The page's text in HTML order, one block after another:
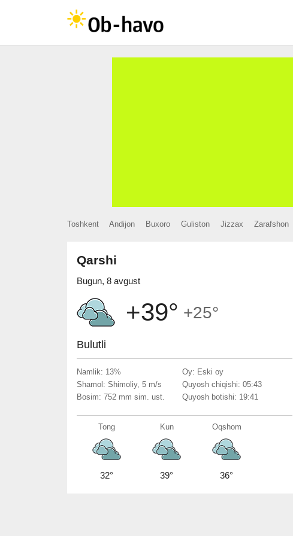
Toshkent Andijon Buxoro Guliston Jizzax Zarafshon
Qarshi
Bugun, 8 avgust
+39° +25°
Bulutli
Namlik: 13%
Shamol: Shimoliy, 5 m/s
Bosim: 752 mm sim. ust.
Oy: Eski oy
Quyosh chiqishi: 05:43
Quyosh botishi: 19:41
Tong
32°
Kun
39°
Oqshom
36°